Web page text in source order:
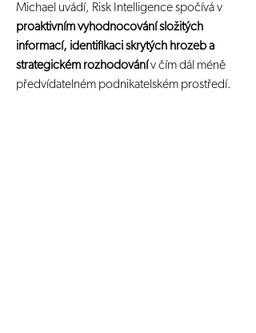
Michael uvádí, Risk Intelligence spočívá v
proaktivním vyhodnocování složitých
informací, identifikaci skrytých hrozeb a
strategickém rozhodování v čím dál méně
předvídatelném podnikatelském prostředí.